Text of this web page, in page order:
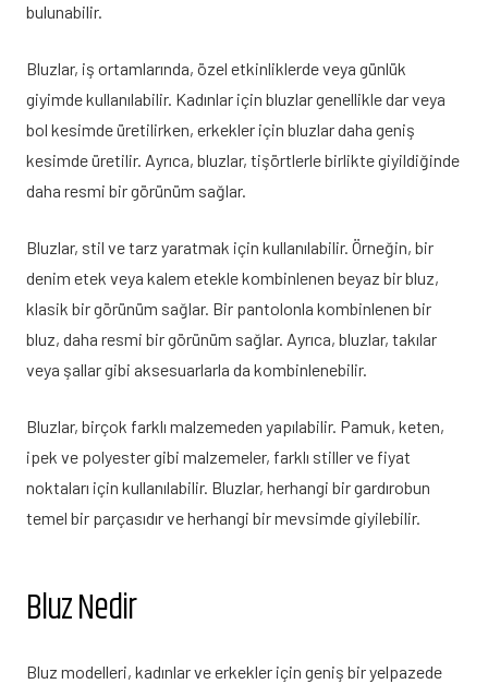
bulunabilir.
Bluzlar, iş ortamlarında, özel etkinliklerde veya günlük
giyimde kullanılabilir. Kadınlar için bluzlar genellikle dar veya
bol kesimde üretilirken, erkekler için bluzlar daha geniş
kesimde üretilir. Ayrıca, bluzlar, tişörtlerle birlikte giyildiğinde
daha resmi bir görünüm sağlar.
Bluzlar, stil ve tarz yaratmak için kullanılabilir. Örneğin, bir
denim etek veya kalem etekle kombinlenen beyaz bir bluz,
klasik bir görünüm sağlar. Bir pantolonla kombinlenen bir
bluz, daha resmi bir görünüm sağlar. Ayrıca, bluzlar, takılar
veya şallar gibi aksesuarlarla da kombinlenebilir.
Bluzlar, birçok farklı malzemeden yapılabilir. Pamuk, keten,
ipek ve polyester gibi malzemeler, farklı stiller ve fiyat
noktaları için kullanılabilir. Bluzlar, herhangi bir gardırobun
temel bir parçasıdır ve herhangi bir mevsimde giyilebilir.
Bluz Nedir
Bluz modelleri, kadınlar ve erkekler için geniş bir yelpazede